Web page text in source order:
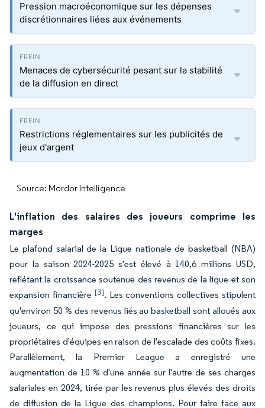
Pression macroéconomique sur les dépenses
discrétionnaires liées aux événements
Menaces de cybersécurité pesant sur la stabilité
de la diffusion en direct
Restrictions réglementaires sur les publicités de
jeux d'argent
Source: Mordor Intelligence
L'inflation des salaires des joueurs comprime les
marges
Le plafond salarial de la Ligue nationale de basketball (NBA)
pour la saison 2024-2025 s'est élevé à 140,6 millions USD,
reflétant la croissance soutenue des revenus de la ligue et son
expansion financière [3]. Les conventions collectives stipulent
qu'environ 50 % des revenus liés au basketball sont alloués aux
joueurs, ce qui impose des pressions financières sur les
propriétaires d'équipes en raison de l'escalade des coûts fixes.
Parallèlement, la Premier League a enregistré une
augmentation de 10 % d'une année sur l'autre de ses charges
salariales en 2024, tirée par les revenus plus élevés des droits
de diffusion de la Ligue des champions. Pour faire face aux